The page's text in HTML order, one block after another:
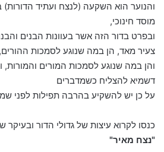
והנוער הוא השקעה (לנצח ועתיד הדורות)
מוסד חינוכי,
ובפרט בדור הזה אשר בעוונות הבנים
צעיר מאד, הן במה שנוגע לסמכות ההורים,
והן במה שנוגע לסמכות המורים והמורות,
דשמיא להצליח כשמדברים
על כן יש להשקיע בהרבה תפילות לפני
כנסו לקרוא עיצות של גדולי הדור ובעיקר
"נצח מאיר"